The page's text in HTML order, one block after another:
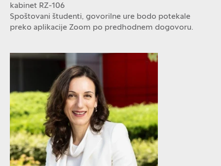
kabinet RZ-106
Spoštovani študenti, govorilne ure bodo potekale
preko aplikacije Zoom po predhodnem dogovoru.